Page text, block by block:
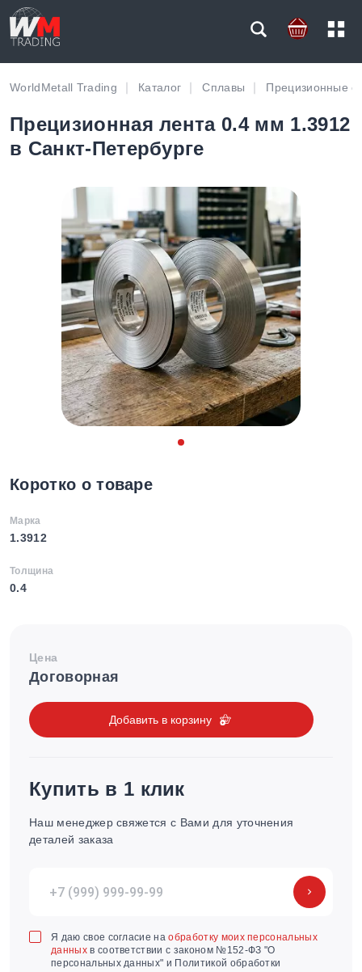
WorldMetall Trading Каталог Сплавы Прецизионные
Прецизионная лента 0.4 мм 1.3912
в Санкт-Петербурге
Коротко о товаре
Марка
1.3912
Толщина
0.4
Цена
Договорная
Добавить в корзину
Купить в 1 клик
Наш менеджер свяжется с Вами для уточнения
деталей заказа
Я даю свое согласие наобработку моих персональных
данныхв соответствии с законом №152-ФЗ "О
персональных данных" и Политикой обработки